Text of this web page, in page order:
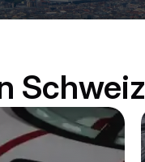
Schweiz